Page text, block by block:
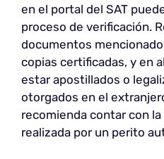
en el portal del SAT
proceso de verificación.
documentos
copias certificadas, y en
estar apostillados o
otorgados en el
recomienda contar con
realizada por un perito